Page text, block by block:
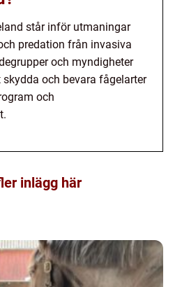
står inför utmaningar
predation från invasiva
och myndigheter
och bevara fågelarter
och
inlägg här